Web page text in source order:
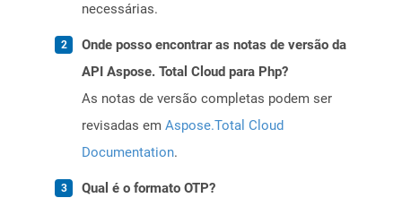
necessárias.
Onde posso encontrar as notas de versão da
API Aspose. Total Cloud para Php?
As notas de versão completas podem ser
revisadas em Aspose.Total Cloud
Documentation.
Qual é o formato OTP?